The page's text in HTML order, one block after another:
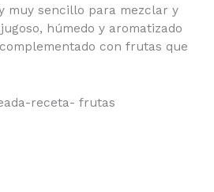
muy sencillo para mezclar y
húmedo y aromatizado
con frutas